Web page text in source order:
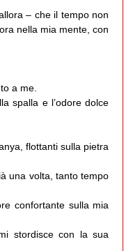
– che il tempo non
nella mia mente, con
a me.
spalla e l’odore dolce
flottanti sulla pietra
una volta, tanto tempo
confortante sulla mia
stordisce con la sua